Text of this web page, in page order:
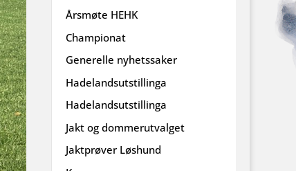
Årsmøte HEHK
Championat
Generelle nyhetssaker
Hadelandsutstillinga
Hadelandsutstillinga
Jakt og dommerutvalget
Jaktprøver Løshund